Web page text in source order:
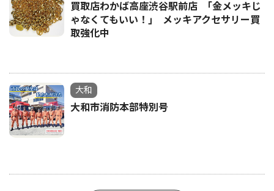
買取店わかば高座渋谷駅前店 ｢金メッキじ
ゃなくてもいい！｣ メッキアクセサリー買
取強化中
大和
大和市消防本部特別号